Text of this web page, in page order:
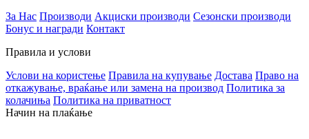
За Нас Производи Акциски производи Сезонски производи
Бонус и награди Контакт
Правила и услови
Услови на користење Правила на купување Достава Право на
откажување, враќање или замена на производ Политика за
колачиња Политика на приватност
Начин на плаќање